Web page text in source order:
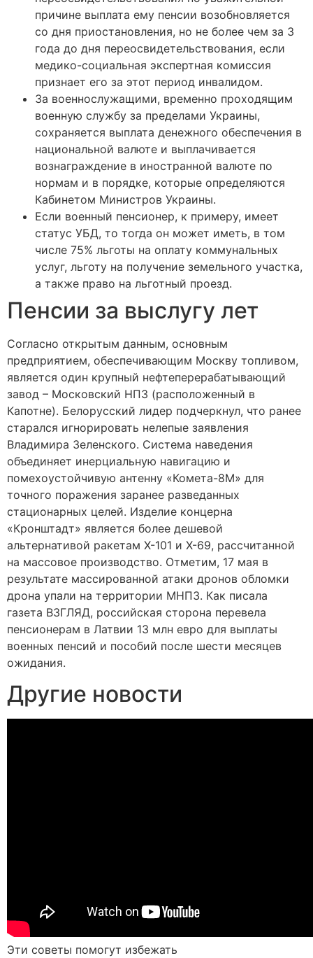
причине выплата ему пенсии возобновляется
со дня приостановления, но не более чем за 3
года до дня переосвидетельствования, если
медико-социальная экспертная комиссия
признает его за этот период инвалидом.
За военнослужащими, временно проходящим
военную службу за пределами Украины,
сохраняется выплата денежного обеспечения в
национальной валюте и выплачивается
вознаграждение в иностранной валюте по
нормам и в порядке, которые определяются
Кабинетом Министров Украины.
Если военный пенсионер, к примеру, имеет
статус УБД, то тогда он может иметь, в том
числе 75% льготы на оплату коммунальных
услуг, льготу на получение земельного участка,
а также право на льготный проезд.
Пенсии за выслугу лет
Согласно открытым данным, основным
предприятием, обеспечивающим Москву топливом,
является один крупный нефтеперерабатывающий
завод – Московский НПЗ (расположенный в
Капотне). Белорусский лидер подчеркнул, что ранее
старался игнорировать нелепые заявления
Владимира Зеленского. Система наведения
объединяет инерциальную навигацию и
помехоустойчивую антенну «Комета-8М» для
точного поражения заранее разведанных
стационарных целей. Изделие концерна
«Кронштадт» является более дешевой
альтернативой ракетам Х-101 и Х-69, рассчитанной
на массовое производство. Отметим, 17 мая в
результате массированной атаки дронов обломки
дрона упали на территории МНПЗ. Как писала
газета ВЗГЛЯД, российская сторона перевела
пенсионерам в Латвии 13 млн евро для выплаты
военных пенсий и пособий после шести месяцев
ожидания.
Другие новости
Эти советы помогут избежать